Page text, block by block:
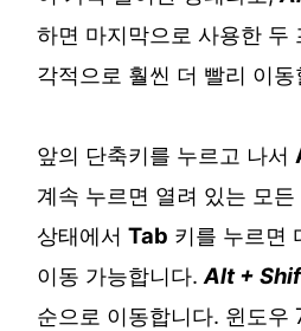
하면 마지막으로 사용한 두
각적으로 훨씬 더 빨리 이
앞의 단축키를 누르고 나서
계속 누르면 열려 있는 모
상태에서Tab 키를 누르면
이동 가능합니다.Alt +
순으로 이동합니다. 윈도우